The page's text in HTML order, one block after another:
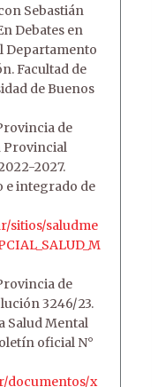
Sebastián
Debates en
Departamento
Facultad de
de Buenos
de
Provincial
2027.
e integrado de
sitios/saludme
de
3246/23.
Salud Mental
oficial N°
documentos/x